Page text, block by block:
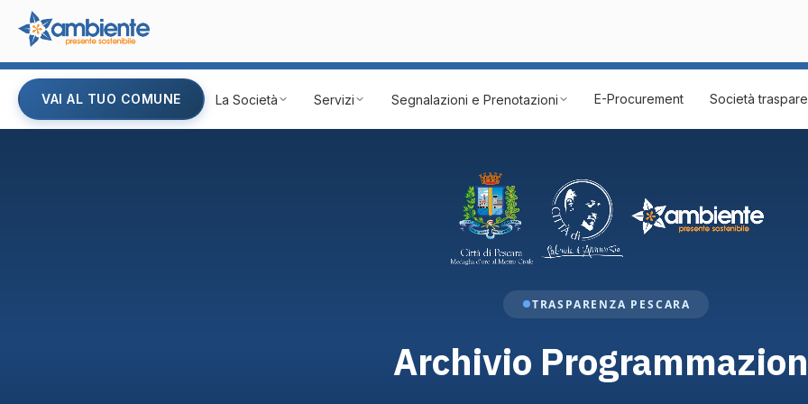
TRASPARENZA PESCARA
Archivio
VAI AL TUO COMUNE La Società Servizi Segnalazioni e Prenotazioni E-Procurement Società